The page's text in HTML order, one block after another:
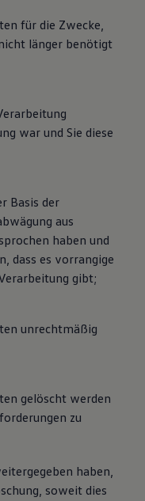
für die Zwecke,
länger benötigt
war und Sie diese
Basis der
aus
haben und
dass es vorrangige
gibt;
unrechtmäßig
gelöscht werden
zu
haben,
soweit dies